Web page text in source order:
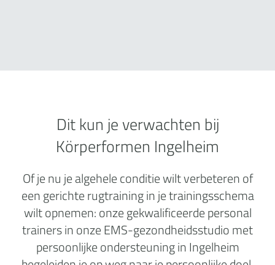
Dit kun je verwachten bij
Körperformen Ingelheim
Of je nu je algehele conditie wilt verbeteren of
een gerichte rugtraining in je trainingsschema
wilt opnemen: onze gekwalificeerde personal
trainers in onze EMS-gezondheidsstudio met
persoonlijke ondersteuning in Ingelheim